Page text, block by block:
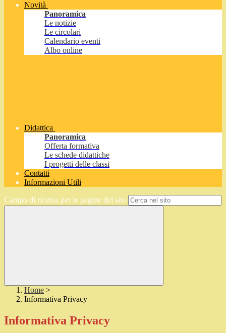
Novità
Panoramica
Le notizie
Le circolari
Calendario eventi
Albo online
Didattica
Panoramica
Offerta formativa
Le schede didattiche
I progetti delle classi
Contatti
Informazioni Utili
Campo di ricerca per le pagine del sito
Home >
Informativa Privacy
Informativa Privacy